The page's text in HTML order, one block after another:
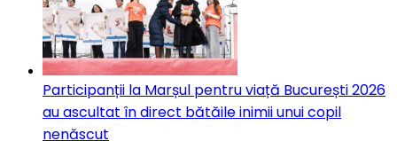
Participanții la Marșul pentru viață București 2026
au ascultat în direct bătăile inimii unui copil
nenăscut